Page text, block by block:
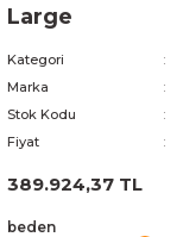
Large
Kategori
Marka
Stok Kodu
Fiyat
389.924,37 TL
beden